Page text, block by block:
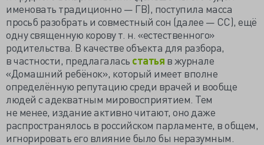
именовать традиционно — ГВ), поступила масса
просьб разобрать и совместный сон (далее — СС), ещё
одну священную корову т. н. «естественного»
родительства. В качестве объекта для разбора,
в частности, предлагалась статья в журнале
«Домашний ребёнок», который имеет вполне
определённую репутацию среди врачей и вообще
людей с адекватным мировосприятием. Тем
не менее, издание активно читают, оно даже
распространялось в российском парламенте, в общем,
игнорировать его влияние было бы неразумным.